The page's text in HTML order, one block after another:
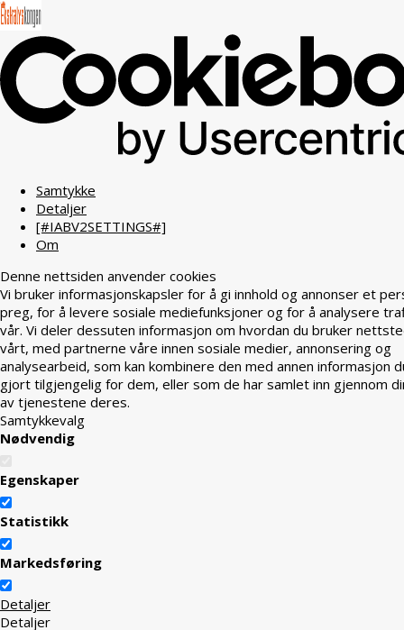
Samtykke
Detaljer
[#IABV2SETTINGS#]
Om
Denne nettsiden anvender cookies
Vi bruker informasjonskapsler for å gi innhold og annonser et
preg, for å levere sosiale mediefunksjoner og for å analysere
vår. Vi deler dessuten informasjon om hvordan du bruker
vårt, med partnerne våre innen sosiale medier, annonsering og
analysearbeid, som kan kombinere den med annen informasjon
gjort tilgjengelig for dem, eller som de har samlet inn gjennom
av tjenestene deres.
Samtykkevalg
Nødvendig
Egenskaper
Statistikk
Markedsføring
Detaljer
Detaljer